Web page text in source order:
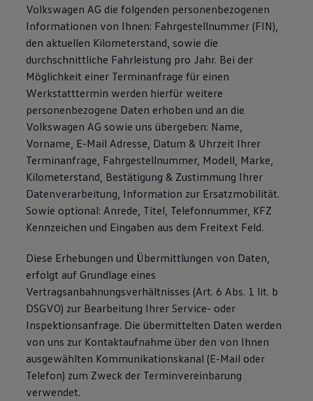
Volkswagen AG die folgenden personenbezogenen
Informationen von Ihnen: Fahrgestellnummer (FIN),
den aktuellen Kilometerstand, sowie die
durchschnittliche Fahrleistung pro Jahr. Bei der
Möglichkeit einer Terminanfrage für einen
Werkstatttermin werden hierfür weitere
personenbezogene Daten erhoben und an die
Volkswagen AG sowie uns übergeben: Name,
Vorname, E-Mail Adresse, Datum & Uhrzeit Ihrer
Terminanfrage, Fahrgestellnummer, Modell, Marke,
Kilometerstand, Bestätigung & Zustimmung Ihrer
Datenverarbeitung, Information zur Ersatzmobilität.
Sowie optional: Anrede, Titel, Telefonnummer, KFZ
Kennzeichen und Eingaben aus dem Freitext Feld.
Diese Erhebungen und Übermittlungen von Daten,
erfolgt auf Grundlage eines
Vertragsanbahnungsverhältnisses (Art. 6 Abs. 1 lit. b
DSGVO) zur Bearbeitung Ihrer Service- oder
Inspektionsanfrage. Die übermittelten Daten werden
von uns zur Kontaktaufnahme über den von Ihnen
ausgewählten Kommunikationskanal (E-Mail oder
Telefon) zum Zweck der Terminvereinbarung
verwendet.